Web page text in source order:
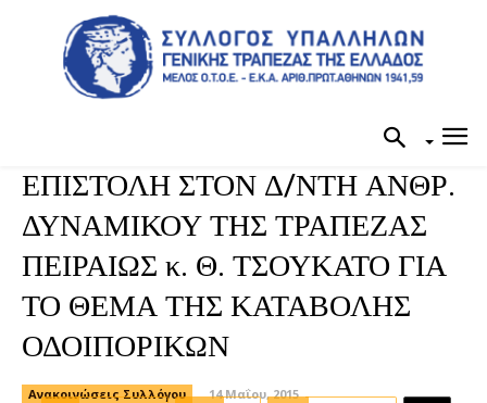
ΕΠΙΣΤΟΛΗ ΣΤΟΝ Δ/ΝΤΗ ΑΝΘΡ.
ΔΥΝΑΜΙΚΟΥ ΤΗΣ ΤΡΑΠΕΖΑΣ
ΠΕΙΡΑΙΩΣ κ. Θ. ΤΣΟΥΚΑΤΟ ΓΙΑ
ΤΟ ΘΕΜΑ ΤΗΣ ΚΑΤΑΒΟΛΗΣ
ΟΔΟΙΠΟΡΙΚΩΝ
Ανακοινώσεις Συλλόγου
14 Μαΐου, 2015